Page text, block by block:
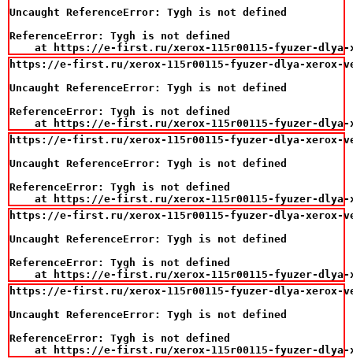
Uncaught ReferenceError: Tygh is not defined
ReferenceError: Tygh is not defined
at https://e-first.ru/xerox-115r00115-fyuzer-
https://e-first.ru/xerox-115r00115-fyuzer-dlya-xerox-
Uncaught ReferenceError: Tygh is not defined
ReferenceError: Tygh is not defined
at https://e-first.ru/xerox-115r00115-fyuzer-
https://e-first.ru/xerox-115r00115-fyuzer-dlya-xerox-
Uncaught ReferenceError: Tygh is not defined
ReferenceError: Tygh is not defined
at https://e-first.ru/xerox-115r00115-fyuzer-
https://e-first.ru/xerox-115r00115-fyuzer-dlya-xerox-
Uncaught ReferenceError: Tygh is not defined
ReferenceError: Tygh is not defined
at https://e-first.ru/xerox-115r00115-fyuzer-
https://e-first.ru/xerox-115r00115-fyuzer-dlya-xerox-
Uncaught ReferenceError: Tygh is not defined
ReferenceError: Tygh is not defined
at https://e-first.ru/xerox-115r00115-fyuzer-